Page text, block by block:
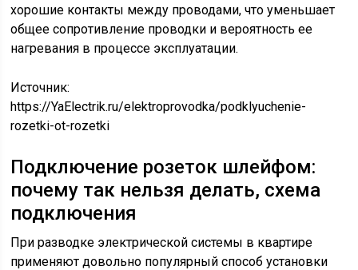
хорошие контакты между проводами, что уменьшает
общее сопротивление проводки и вероятность ее
нагревания в процессе эксплуатации.
Источник:
https://YaElectrik.ru/elektroprovodka/podklyuchenie-
rozetki-ot-rozetki
Подключение розеток шлейфом:
почему так нельзя делать, схема
подключения
При разводке электрической системы в квартире
применяют довольно популярный способ установки